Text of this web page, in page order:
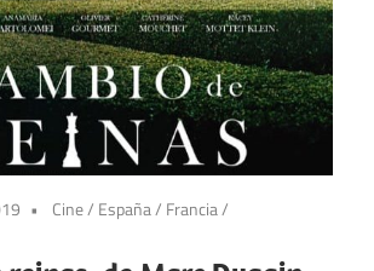
Cine/ España/ Francia/